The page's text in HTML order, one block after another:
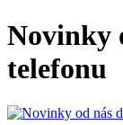
Novinky
telefonu